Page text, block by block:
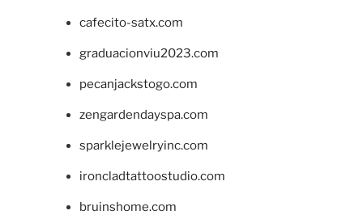
cafecito-satx.com
graduacionviu2023.com
pecanjackstogo.com
zengardendayspa.com
sparklejewelryinc.com
ironcladtattoostudio.com
bruinshome.com